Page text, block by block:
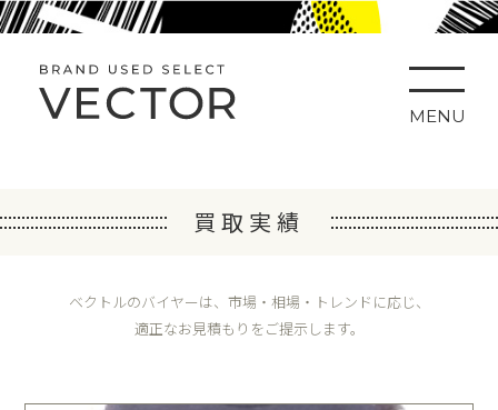
MENU
買取実績
ベクトルのバイヤーは、市場・相場・トレンドに応じ、
適正なお見積もりをご提示します。